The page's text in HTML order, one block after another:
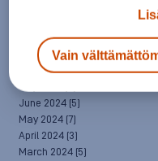
October 2024(8)
September 2024(4)
August 2024(6)
July 2024
June 2024 (5)
May 2024 (7)
April 2024 (3)
March 2024 (5)
Vain